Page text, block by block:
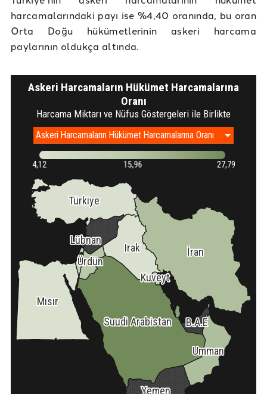
harcamalarındaki payı ise %4,40 oranında, bu oran
Orta Doğu hükümetlerinin askeri harcama
paylarının oldukça altında.